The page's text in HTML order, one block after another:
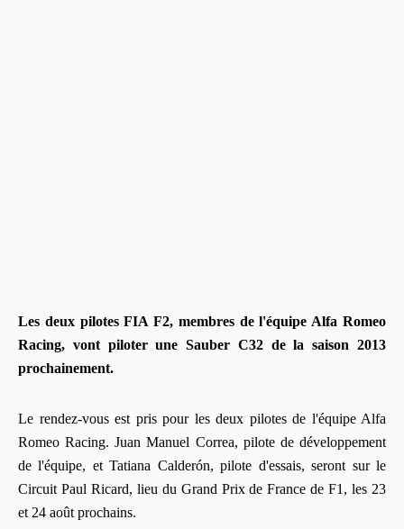
Les deux pilotes FIA F2, membres de l'équipe Alfa Romeo
Racing, vont piloter une Sauber C32 de la saison 2013
prochainement.
Le rendez-vous est pris pour les deux pilotes de l'équipe Alfa
Romeo Racing. Juan Manuel Correa, pilote de développement
de l'équipe, et Tatiana Calderón, pilote d'essais, seront sur le
Circuit Paul Ricard, lieu du Grand Prix de France de F1, les 23
et 24 août prochains.